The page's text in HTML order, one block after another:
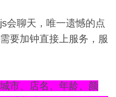
会聊天，唯一遗憾的点
要加钟直接上服务，服
市、店名、年龄、颜